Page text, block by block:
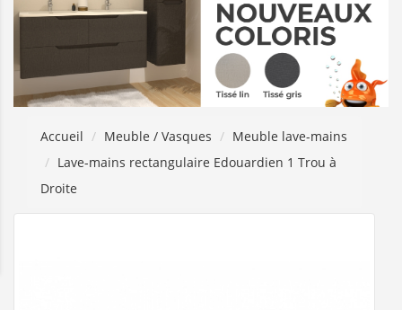
Accueil Meuble / Vasques
Meuble lave-mains
Lave-mains rectangulaire Edouardien 1 Trou à
Droite